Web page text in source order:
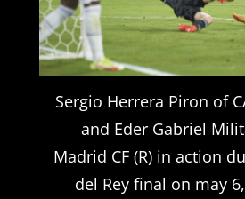
Sergio Herrera Piron of
and Eder Gabriel
Madrid CF (R) in action
del Rey final on may